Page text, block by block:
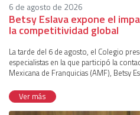
6 de agosto de 2026
Betsy Eslava expone el
la competitividad global
La tarde del 6 de agosto, el Colegio
especialistas en la que participó la
Mexicana de Franquicias (AMF), Betsy
mecanismo para robustecer la
evento corrió a cargo de Manuel
Ver más